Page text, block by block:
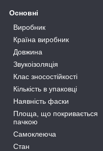
Основні
Виробник
Країна виробник
Довжина
Звукоізоляція
Клас зносостійкості
Кількість в упаковці
Наявність фаски
Площа, що покривається
пачкою
Самоклеюча
Стан